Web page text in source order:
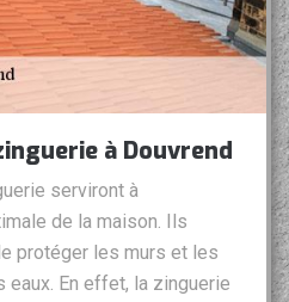
à Douvrend
serviront à
de la maison. Ils
protéger les murs et les
En effet, la zinguerie